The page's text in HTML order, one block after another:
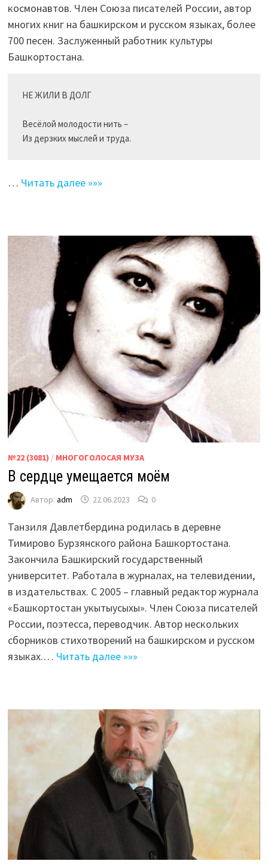
космонавтов. Член Союза писателей России, автор
многих книг на башкирском и русском языках, более
700 песен. Заслуженный работник культуры
Башкортостана.
НЕ ЖИЛИ В ДОЛГ
Весёлой молодости нить –
Из дерзких мыслей и труда.
… Читать далее »»»
№22 (3081) / МНОГОГОЛОСАЯ МУЗА
В сердце умещается моём
Автор: adm 22.06.2023 0
Танзиля Давлетбердина родилась в деревне
Тимирово Бурзянского района Башкортостана.
Закончила Башкирский государственный
университет. Работала в журналах, на телевидении,
в издательствах. С 2005 – главный редактор журнала
«Башкортостан укытыусыхы». Член Союза писателей
России, поэтесса, переводчик. Автор нескольких
сборников стихотворений на башкирском и русском
языках.… Читать далее »»»